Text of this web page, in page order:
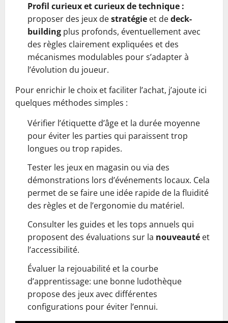
Profil curieux et curieux de technique :
proposer des jeux destratégie et dedeck-
building plus profonds, éventuellement avec
des règles clairement expliquées et des
mécanismes modulables pour s’adapter à
l’évolution du joueur.
Pour enrichir le choix et faciliter l’achat, j’ajoute ici
quelques méthodes simples :
Vérifier l’étiquette d’âge et la durée moyenne
pour éviter les parties qui paraissent trop
longues ou trop rapides.
Tester les jeux en magasin ou via des
démonstrations lors d’événements locaux. Cela
permet de se faire une idée rapide de la fluidité
des règles et de l’ergonomie du matériel.
Consulter les guides et les tops annuels qui
proposent des évaluations sur la nouveauté et
l’accessibilité.
Évaluer la rejouabilité et la courbe
d’apprentissage: une bonne ludothèque
propose des jeux avec différentes
configurations pour éviter l’ennui.